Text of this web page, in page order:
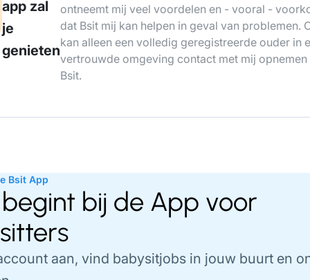
app zal
je
genieten
ontneemt mij veel voordelen en - vooral -
dat Bsit mij kan helpen in geval van problemen.
kan alleen een volledig geregistreerde ouder in
vertrouwde omgeving contact met mij opnemen
Bsit.
Bsit App
bij de App voor
aan, vind babysitjobs in jouw buurt en